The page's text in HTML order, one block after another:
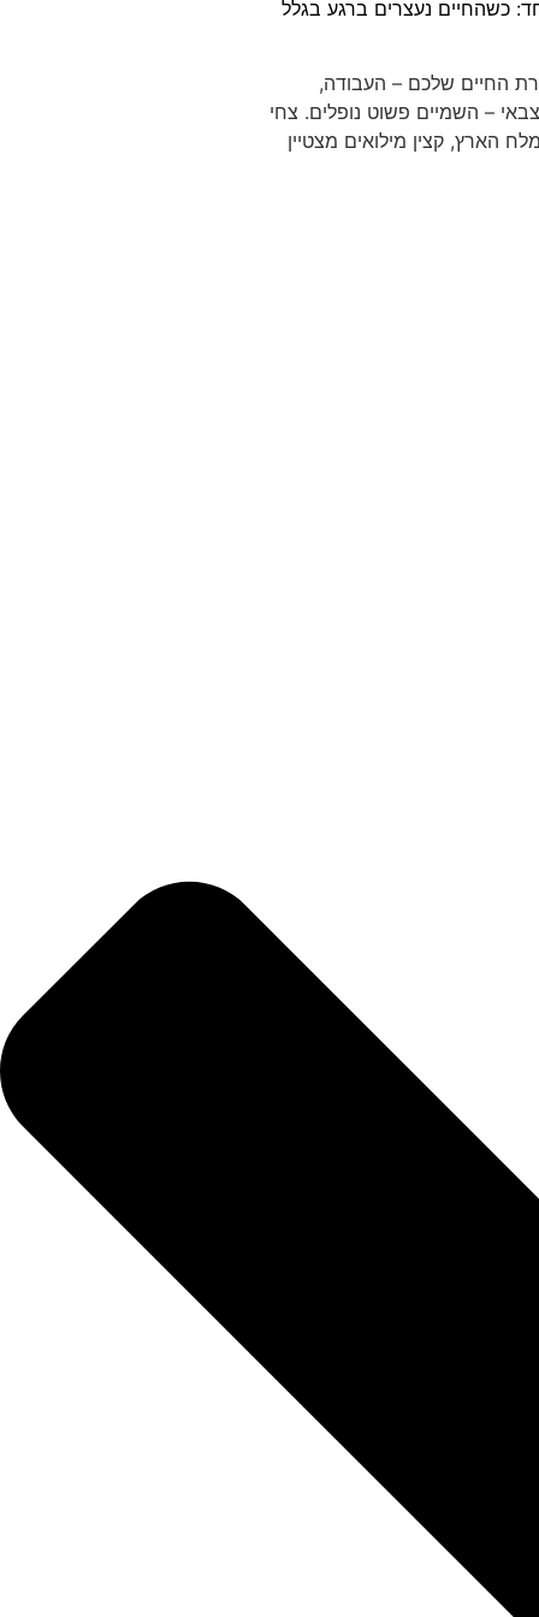
כשהחיים נעצרים ברגע בגלל
החיים שלכם – העבודה,
– השמיים פשוט נופלים. צחי
הארץ, קצין מילואים מצטיין